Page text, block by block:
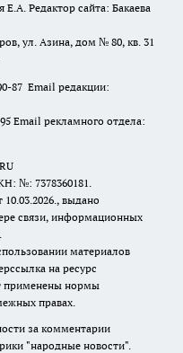
Редактор сайта: Бакаева
ул. Азина, дом № 80, кв. 31
87 Email редакции:
Email рекламного отдела:
№: 7378360181.
выдано
связи, информационных
материалов
на ресурс
применены нормы
правах.
за комментарии
"народные новости".